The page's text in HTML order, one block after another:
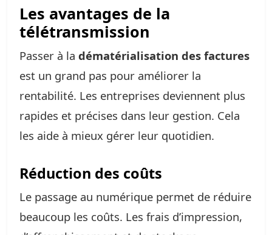
Les avantages de la
télétransmission
Passer à la dématérialisation des factures
est un grand pas pour améliorer la
rentabilité. Les entreprises deviennent plus
rapides et précises dans leur gestion. Cela
les aide à mieux gérer leur quotidien.
Réduction des coûts
Le passage au numérique permet de réduire
beaucoup les coûts. Les frais d’impression,